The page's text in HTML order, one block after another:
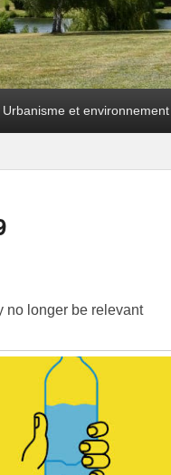
Urbanisme et environnement
no longer be relevant